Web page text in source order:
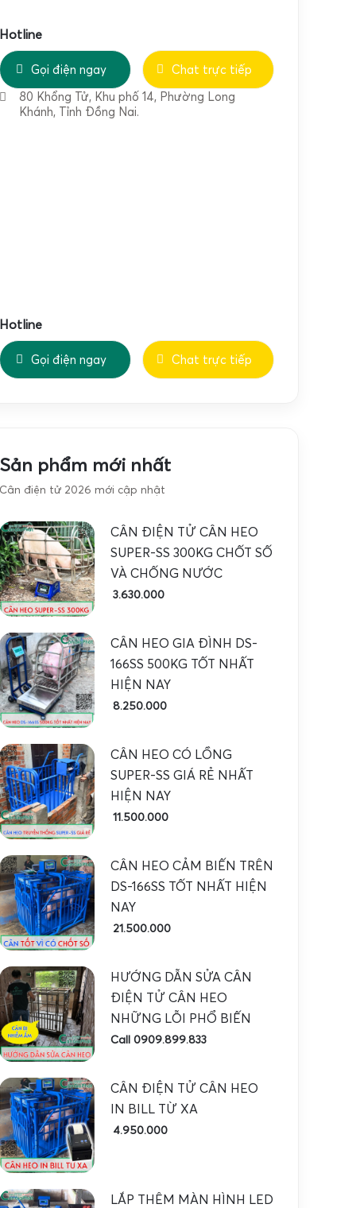
Hotline
Gọi điện ngay
Chat trực tiếp
80 Khổng Tử, Khu phố 14, Phường Long
Khánh, Tỉnh Đồng Nai.
Hotline
Gọi điện ngay Chat trực tiếp
Sản phẩm mới nhất
Cân điện tử 2026 mới cập nhật
CÂN ĐIỆN TỬ CÂN HEO
SUPER-SS 300KG CHỐT SỐ
VÀ CHỐNG NƯỚC
3.630.000
CÂN HEO GIA ĐÌNH DS-
166SS 500KG TỐT NHẤT
HIỆN NAY
8.250.000
CÂN HEO CÓ LỒNG
SUPER-SS GIÁ RẺ NHẤT
HIỆN NAY
11.500.000
CÂN HEO CẢM BIẾN TRÊN
DS-166SS TỐT NHẤT HIỆN
NAY
21.500.000
HƯỚNG DẪN SỬA CÂN
ĐIỆN TỬ CÂN HEO
NHỮNG LỖI PHỔ BIẾN
Call 0909.899.833
CÂN ĐIỆN TỬ CÂN HEO
IN BILL TỪ XA
4.950.000
LẮP THÊM MÀN HÌNH LED